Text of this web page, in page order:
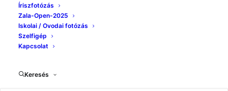
Íriszfotózás
Zala-Open-2025
Iskolai / Ovodai fotózás
Szelfigép
Kapcsolat
Keresés